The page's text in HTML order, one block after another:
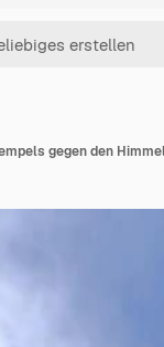
gegen den